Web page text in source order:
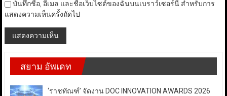
บันทึกชื่อ, อีเมล และชื่อเว็บไซต์ของฉันบนเบราว์เซอร์นี้ สำหรับการ
แสดงความเห็นครั้งถัดไป
สยาม อัพเดท
‘ราชทัณฑ์’ จัดงาน DOC INNOVATION AWARDS 2026